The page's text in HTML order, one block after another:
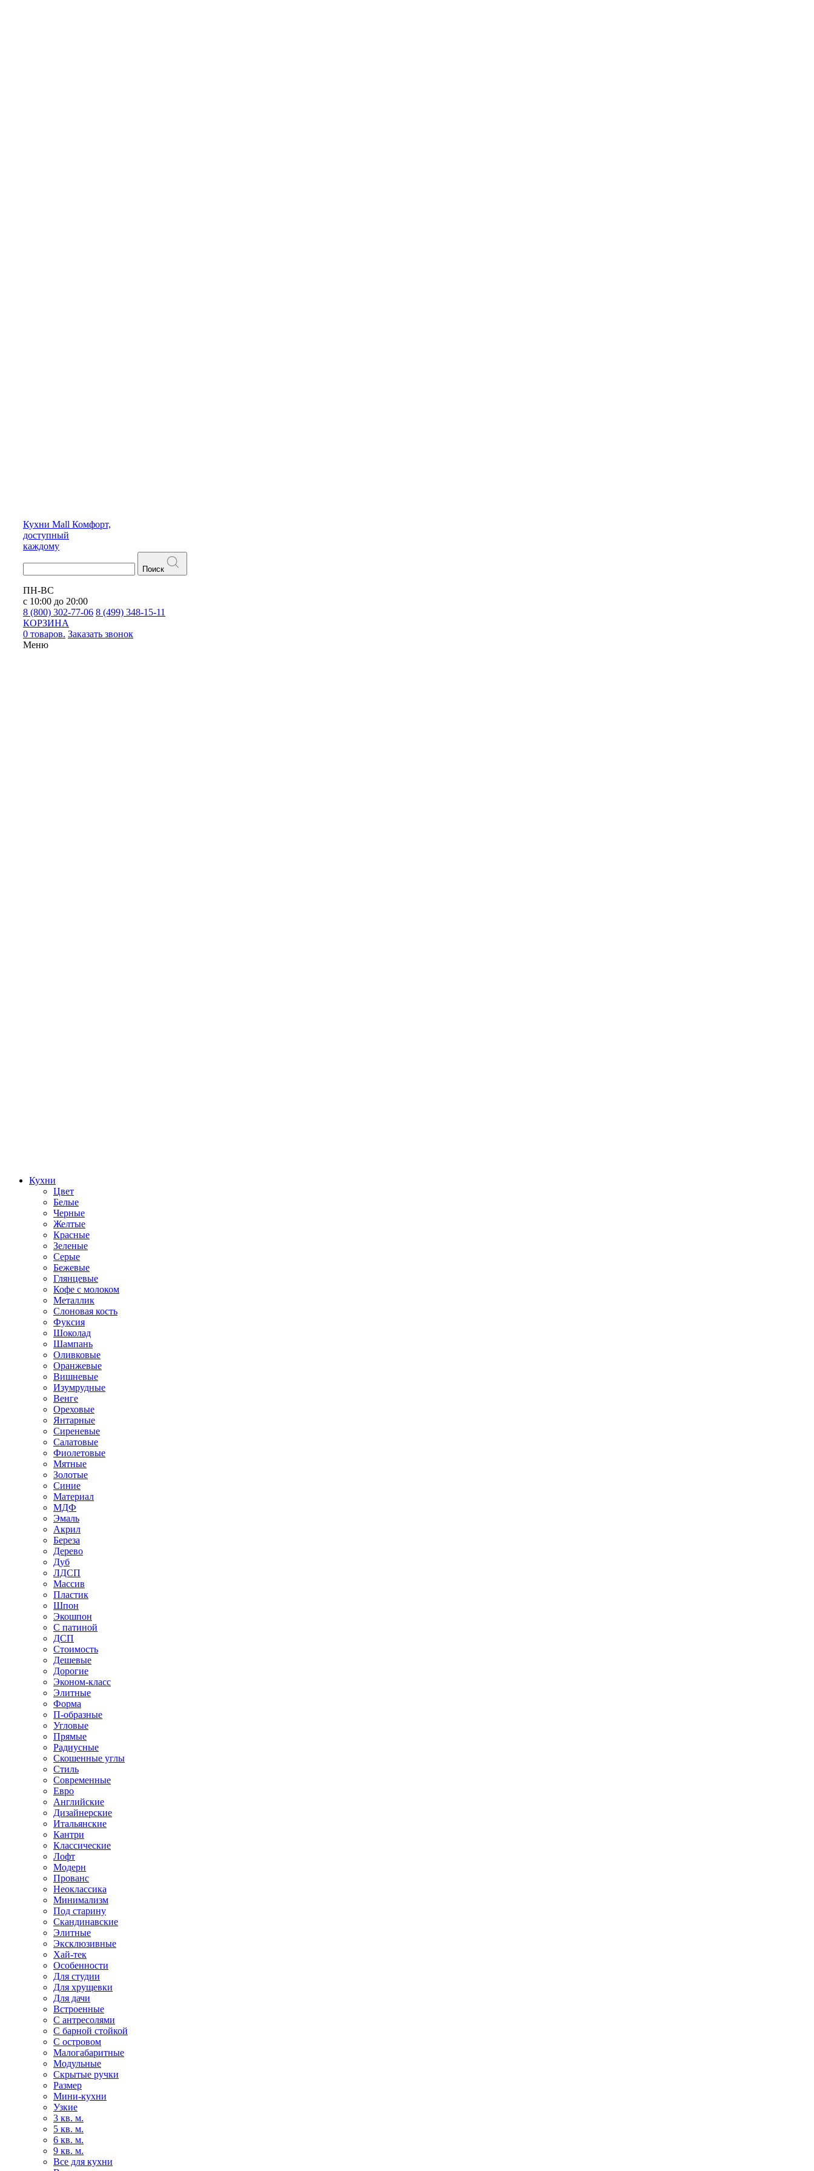
Кухни Mall Комфорт,
доступный
каждому
Поиск
ПН-ВС
с 10:00 до 20:00
8 (800) 302-77-06 8 (499) 348-15-11
КОРЗИНА
0 товаров. Заказать звонок
Меню
Кухни
Цвет
Белые
Черные
Желтые
Красные
Зеленые
Серые
Бежевые
Глянцевые
Кофе с молоком
Металлик
Слоновая кость
Фуксия
Шоколад
Шампань
Оливковые
Оранжевые
Вишневые
Изумрудные
Венге
Ореховые
Янтарные
Сиреневые
Салатовые
Фиолетовые
Мятные
Золотые
Синие
Материал
МДФ
Эмаль
Акрил
Береза
Дерево
Дуб
ЛДСП
Массив
Пластик
Шпон
Экошпон
С патиной
ДСП
Стоимость
Дешевые
Дорогие
Эконом-класс
Элитные
Форма
П-образные
Угловые
Прямые
Радиусные
Скошенные углы
Стиль
Современные
Евро
Английские
Дизайнерские
Итальянские
Кантри
Классические
Лофт
Модерн
Прованс
Неоклассика
Минимализм
Под старину
Скандинавские
Элитные
Эксклюзивные
Хай-тек
Особенности
Для студии
Для хрущевки
Для дачи
Встроенные
С антресолями
С барной стойкой
С островом
Малогабаритные
Модульные
Скрытые ручки
Размер
Мини-кухни
Узкие
3 кв. м.
5 кв. м.
6 кв. м.
9 кв. м.
Все для кухни